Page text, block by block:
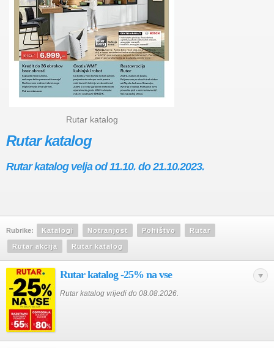
Rutar katalog
Rutar katalog
Rutar katalog velja od 11.10. do 21.10.2023.
Rubrike: Katalogi Notranjost Pohištvo Rutar
Rutar akcija Rutar katalog
Rutar katalog -25% na vse
Rutar katalog vrijedi do 08.08.2026.